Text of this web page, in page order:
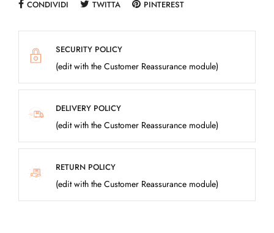
CONDIVIDI TWITTA PINTEREST
SECURITY POLICY
(edit with the Customer Reassurance module)
DELIVERY POLICY
(edit with the Customer Reassurance module)
RETURN POLICY
(edit with the Customer Reassurance module)